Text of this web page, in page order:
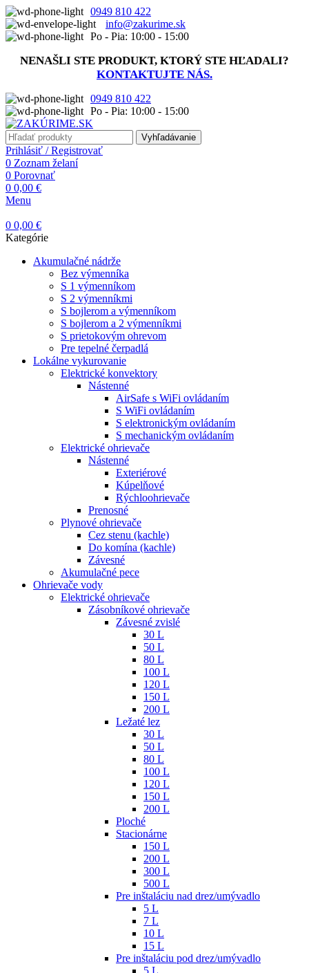
0949 810 422
info@zakurime.sk
Po - Pia: 10:00 - 15:00
NENAŠLI STE PRODUKT, KTORÝ STE HĽADALI?
KONTAKTUJTE NÁS.
0949 810 422
Po - Pia: 10:00 - 15:00
Vyhľadávanie
Prihlásiť / Registrovať
0 Zoznam želaní
0 Porovnať
0 0,00 €
Menu
0 0,00 €
Kategórie
Akumulačné nádrže
Bez výmenníka
S 1 výmenníkom
S 2 výmenníkmi
S bojlerom a výmenníkom
S bojlerom a 2 výmenníkmi
S prietokovým ohrevom
Pre tepelné čerpadlá
Lokálne vykurovanie
Elektrické konvektory
Nástenné
AirSafe s WiFi ovládaním
S WiFi ovládaním
S elektronickým ovládaním
S mechanickým ovládaním
Elektrické ohrievače
Nástenné
Exteriérové
Kúpelňové
Rýchloohrievače
Prenosné
Plynové ohrievače
Cez stenu (kachle)
Do komína (kachle)
Závesné
Akumulačné pece
Ohrievače vody
Elektrické ohrievače
Zásobníkové ohrievače
Závesné zvislé
30 L
50 L
80 L
100 L
120 L
150 L
200 L
Ležaté lez
30 L
50 L
80 L
100 L
120 L
150 L
200 L
Ploché
Stacionárne
150 L
200 L
300 L
500 L
Pre inštaláciu nad drez/umývadlo
5 L
7 L
10 L
15 L
Pre inštaláciu pod drez/umývadlo
5 L